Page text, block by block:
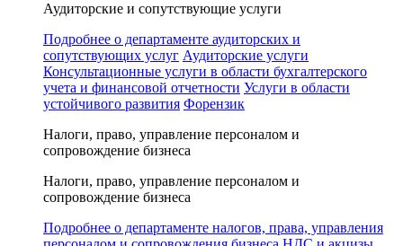
Аудиторские и сопутствующие услуги
Подробнее о департаменте аудиторских и
сопутствующих услуг Аудиторские услуги
Консультационные услуги в области бухгалтерского
учета и финансовой отчетности Услуги в области
устойчивого развития Форензик
Налоги, право, управление персоналом и
сопровождение бизнеса
Налоги, право, управление персоналом и
сопровождение бизнеса
Подробнее о департаменте налогов, права, управления